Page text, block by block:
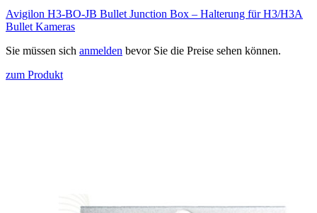
Avigilon H3-BO-JB Bullet Junction Box – Halterung für H3/H3A
Bullet Kameras
Sie müssen sich anmelden bevor Sie die Preise sehen können.
zum Produkt